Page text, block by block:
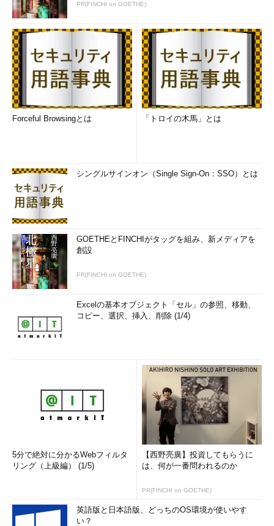
PR(FINCHI on GOETHE)
Forceful Browsingとは 「トロイの木馬」とは
シングルサインオン（Single Sign-On：SSO）とは
GOETHEとFINCHIがタッグを組み、新メディアを
創設
PR(FINCHI on GOETHE)
Excelの基本オブジェクト「セル」の参照、移動、
コピー、選択、挿入、削除 (1/4)
5分で絶対に分かるWebフィルタ
リング（上級編） (1/5)
【西野亮廣】投資してもらうに
は、何が一番問われるのか
PR(FINCHI on GOETHE)
英語版と日本語版、どっちのOS環境が使いやす
い？